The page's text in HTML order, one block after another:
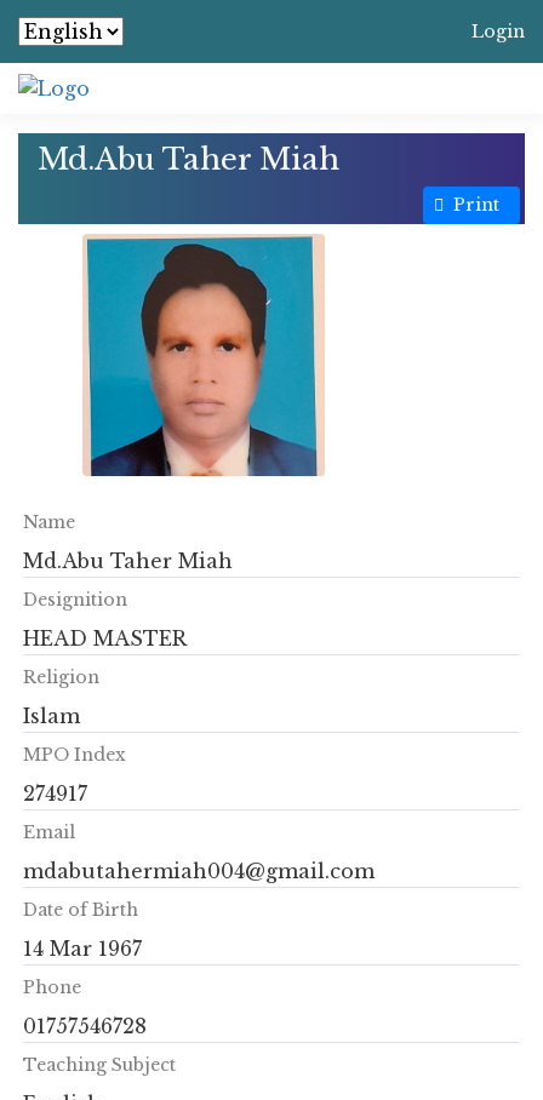
Login
Md.Abu Taher Miah
Print
Name
Md.Abu Taher Miah
Designition
HEAD MASTER
Religion
Islam
MPO Index
274917
Email
mdabutahermiah004@gmail.com
Date of Birth
14 Mar 1967
Phone
01757546728
Teaching Subject